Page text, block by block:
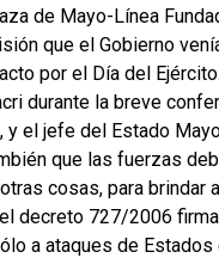
de Mayo-Línea
que el Gobierno
por el Día del
durante la breve
y el jefe del Estado
que las fuerzas
cosas, para
decreto 727/2006
a ataques de